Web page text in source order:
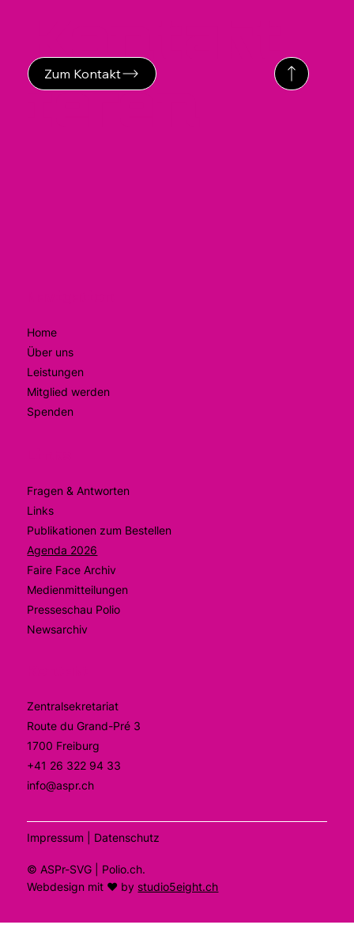
Kontakt
Zum Kontakt
Home
Über uns
Leistungen
Mitglied werden
Spenden
Fragen & Antworten
Links
Publikationen zum Bestellen
Agenda 2026
Faire Face Archiv
Medienmitteilungen
Presseschau Polio
Newsarchiv
Zentralsekretariat
Route du Grand-Pré 3
1700 Freiburg
+41 26 322 94 33
info@aspr.ch
Impressum | Datenschutz
© ASPr-SVG | Polio.ch.
Webdesign mit ❤ by studio5eight.ch